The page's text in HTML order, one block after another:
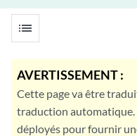
list
AVERTISSEMENT :
Cette page va être
traduction automatique.
déployés pour fournir